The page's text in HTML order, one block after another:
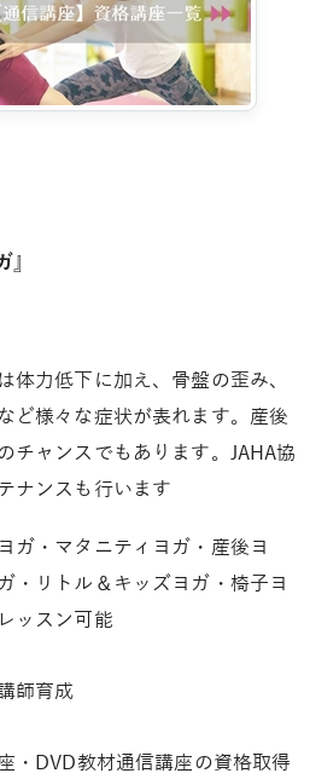
』
体力低下に加え、骨盤の歪み、
ど様々な症状が表れます。産後
チャンスでもあります。JAHA協
ナンスも行います
ガ・マタニティヨガ・産後ヨ
・リトル＆キッズヨガ・椅子ヨ
ッスン可能
師育成
・DVD教材通信講座の資格取得